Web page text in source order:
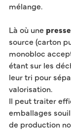
mélange.
Là où une
source (carton
monobloc
étant sur les
leur tri pour
valorisation.
Il peut traiter
emballages
de production